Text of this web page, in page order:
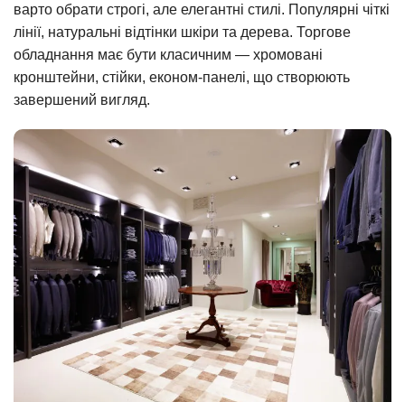
варто обрати строгі, але елегантні стилі. Популярні чіткі
лінії, натуральні відтінки шкіри та дерева. Торгове
обладнання має бути класичним — хромовані
кронштейни, стійки, економ-панелі, що створюють
завершений вигляд.